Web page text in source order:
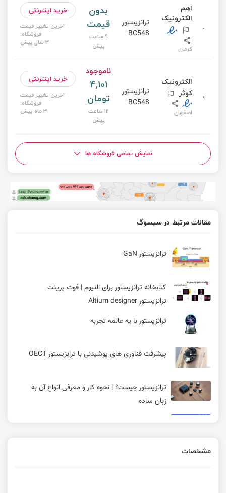
اهم
الکترونیک
کرمان
ترانزیستور
BC548
بدون
قیمت
9 ساعت
پیش
خرید اینترنتی
آخرین تغییر قیمت
فروشگاه:
3 سال پیش
الکترونیک
کوثر
اصفهان
ترانزیستور
BC548
ناموجود
4,101
تومان
12 ساعت
پیش
خرید اینترنتی
آخرین تغییر قیمت
فروشگاه:
3 ماه پیش
نمایش تمامی فروشگاه ها
مقالات مرتبط در سیسوگ
ترانزیستور GaN
کتابخانه ترانزیستور برای التیوم | فوت پرینت
ترانزیستور Altium designer
ترانزیستور با یه عالمه تجربه
پیشرفت فناوری‌ های پوشیدنی با ترانزیستور OECT
ترانزیستور چیست؟ | نحوه کار و معرفی انواع آن به
زبان ساده
مشخصات